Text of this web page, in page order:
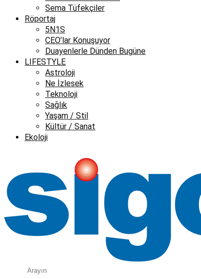
Sema Tüfekçiler
Röportaj
5N1S
CEO’lar Konuşuyor
Duayenlerle Dünden Bugüne
LIFESTYLE
Astroloji
Ne İzlesek
Teknoloji
Sağlık
Yaşam / Stil
Kültür / Sanat
Ekoloji